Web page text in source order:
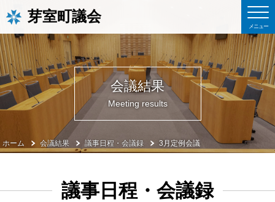
芽室町議会
会議結果
Meeting results
ホーム 会議結果 議事日程・会議録 3月定例会議
議事日程・会議録